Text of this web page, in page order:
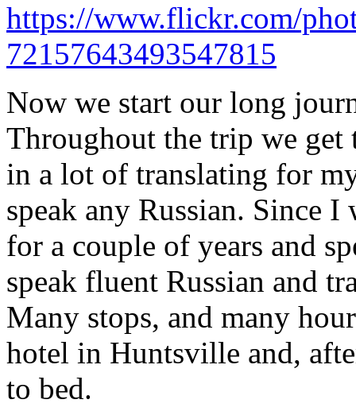
https://www.flickr.com/
72157643493547815
Now we start our long
Throughout the trip we get
in a lot of translating for
speak any Russian. Since
for a couple of years and
speak fluent Russian and
Many stops, and many
hotel in Huntsville and,
to bed.